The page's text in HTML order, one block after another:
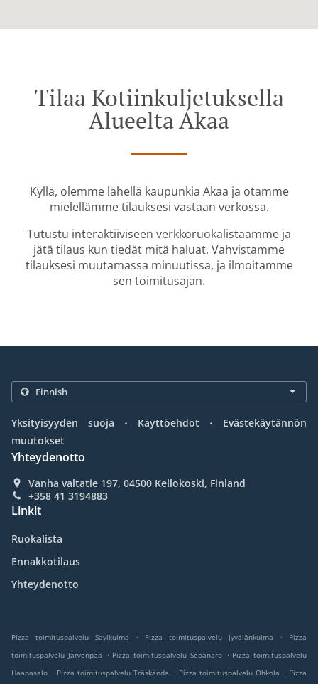
Tilaa Kotiinkuljetuksella
Alueelta Akaa
Kyllä, olemme lähellä kaupunkia Akaa ja otamme
mielellämme tilauksesi vastaan verkossa.
Tutustu interaktiiviseen verkkoruokalistaamme ja
jätä tilaus kun tiedät mitä haluat. Vahvistamme
tilauksesi muutamassa minuutissa, ja ilmoitamme
sen toimitusajan.
Yksityisyyden suoja . Käyttöehdot .
Evästekäytännön
muutokset
Yhteydenotto
Vanha valtatie 197, 04500 Kellokoski, Finland
+358 41 3194883
Linkit
Ruokalista
Ennakkotilaus
Yhteydenotto
Pizza toimituspalvelu Savikulma . Pizza toimituspalvelu Jyvälänkulma .
Pizza
toimituspalvelu Järvenpää
. Pizza toimituspalvelu Sepänaro . Pizza toimituspalvelu
Haapasalo . Pizza toimituspalvelu Träskända . Pizza toimituspalvelu Ohkola . Pizza